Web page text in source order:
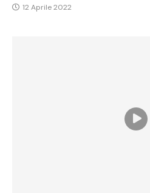
12 Aprile 2022